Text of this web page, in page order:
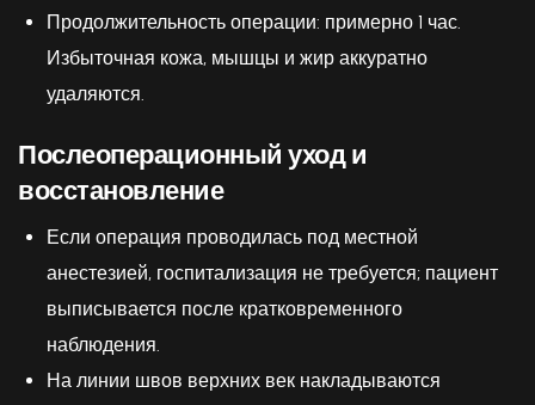
Продолжительность операции: примерно 1 час.
Избыточная кожа, мышцы и жир аккуратно
удаляются.
Послеоперационный уход и
восстановление
Если операция проводилась под местной
анестезией, госпитализация не требуется; пациент
выписывается после кратковременного
наблюдения.
На линии швов верхних век накладываются